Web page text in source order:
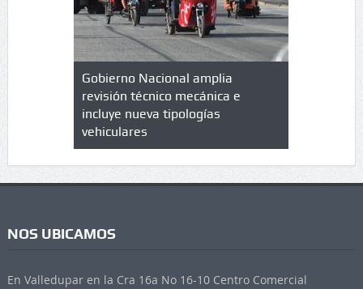
en
Gobierno Nacional amplia
revisión técnico mecánica e
incluye nueva tipologías
vehiculares
Qué es
NOS UBICAMOS
En Valledupar en la Cra 16a No 16-10 Centro Comercial